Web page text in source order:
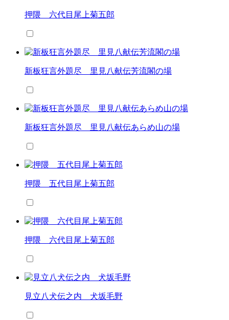
押隈 六代目尾上菊五郎
新板狂言外題尽 里見八献伝芳流閣の場
新板狂言外題尽 里見八献伝あらめ山の場
押隈 五代目尾上菊五郎
押隈 六代目尾上菊五郎
見立八犬伝之内 犬坂毛野